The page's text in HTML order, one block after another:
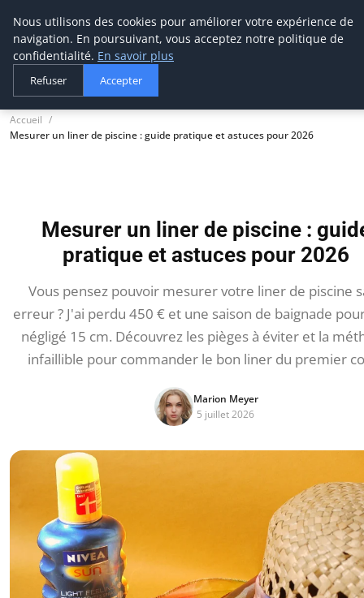
tournevis
malin
L'outil de l'aventurier
Accueil
Mesurer un liner de piscine : guide pratique et astuces pour 2026
Mesurer un liner de piscine :
pratique et astuces pour 2026
Vous pensez pouvoir mesurer votre liner de piscine
erreur ? J'ai perdu 450 € et une saison de baignade
négligé 15 cm. Découvrez les pièges à éviter et la
infaillible pour commander le bon liner du premier
Marion Meyer
5 juillet 2026
Nous utilisons des cookies pour améliorer votre expérience de
navigation. En poursuivant, vous acceptez notre politique de
confidentialité. En savoir plus
Refuser Accepter